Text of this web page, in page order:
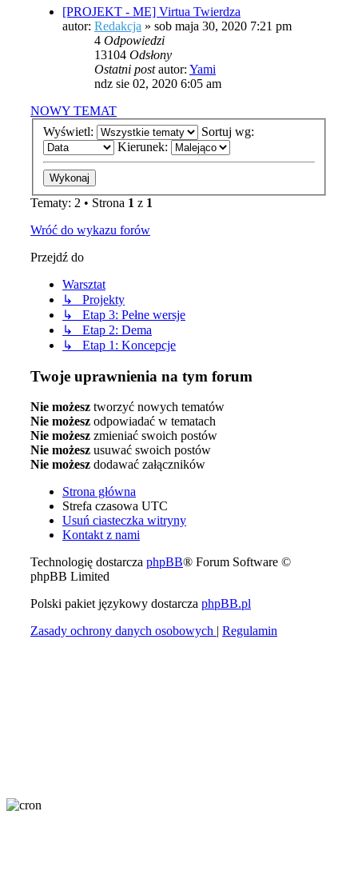
[PROJEKT - ME] Virtua Twierdza
autor: Redakcja » sob maja 30, 2020 7:21 pm
4 Odpowiedzi
13104 Odsłony
Ostatni postautor: Yami
ndz sie 02, 2020 6:05 am
NOWY TEMAT
Wyświetl:
Sortuj wg:
Kierunek:
Tematy: 2 • Strona 1 z 1
Wróć do wykazu forów
Przejdź do
Warsztat
↳ Projekty
↳ Etap 3: Pełne wersje
↳ Etap 2: Dema
↳ Etap 1: Koncepcje
Twoje uprawnienia na tym forum
Nie możesz tworzyć nowych tematów
Nie możesz odpowiadać w tematach
Nie możesz zmieniać swoich postów
Nie możesz usuwać swoich postów
Nie możesz dodawać załączników
Strona główna
Strefa czasowa UTC
Usuń ciasteczka witryny
Kontakt z nami
Technologię dostarcza phpBB® Forum Software ©
phpBB Limited
Polski pakiet językowy dostarcza phpBB.pl
Zasady ochrony danych osobowych | Regulamin